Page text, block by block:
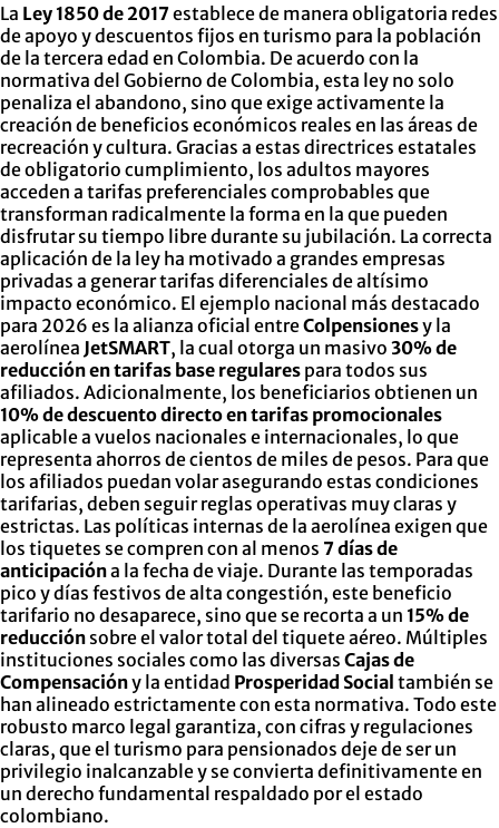
La Ley 1850 de 2017establece de manera obligatoria redes
de apoyo y descuentos fijos en turismo para la población
de la tercera edad en Colombia. De acuerdo con la
normativa del Gobierno de Colombia, esta ley no solo
penaliza el abandono, sino que exige activamente la
creación de beneficios económicos reales en las áreas de
recreación y cultura. Gracias a estas directrices estatales
de obligatorio cumplimiento, los adultos mayores
acceden a tarifas preferenciales comprobables que
transforman radicalmente la forma en la que pueden
disfrutar su tiempo libre durante su jubilación. La correcta
aplicación de la ley ha motivado a grandes empresas
privadas a generar tarifas diferenciales de altísimo
impacto económico. El ejemplo nacional más destacado
para 2026 es la alianza oficial entreColpensionesy la
aerolínea JetSMART, la cual otorga un masivo 30% de
reducción en tarifas base regulares para todos sus
afiliados. Adicionalmente, los beneficiarios obtienen un
10% de descuento directo en tarifas promocionales
aplicable a vuelos nacionales e internacionales, lo que
representa ahorros de cientos de miles de pesos. Para que
los afiliados puedan volar asegurando estas condiciones
tarifarias, deben seguir reglas operativas muy claras y
estrictas. Las políticas internas de la aerolínea exigen que
los tiquetes se compren con al menos 7 días de
anticipacióna la fecha de viaje. Durante las temporadas
pico y días festivos de alta congestión, este beneficio
tarifario no desaparece, sino que se recorta a un 15% de
reducción sobre el valor total del tiquete aéreo. Múltiples
instituciones sociales como las diversas Cajas de
Compensacióny la entidad Prosperidad Social también se
han alineado estrictamente con esta normativa. Todo este
robusto marco legal garantiza, con cifras y regulaciones
claras, que el turismo para pensionados deje de ser un
privilegio inalcanzable y se convierta definitivamente en
un derecho fundamental respaldado por el estado
colombiano.